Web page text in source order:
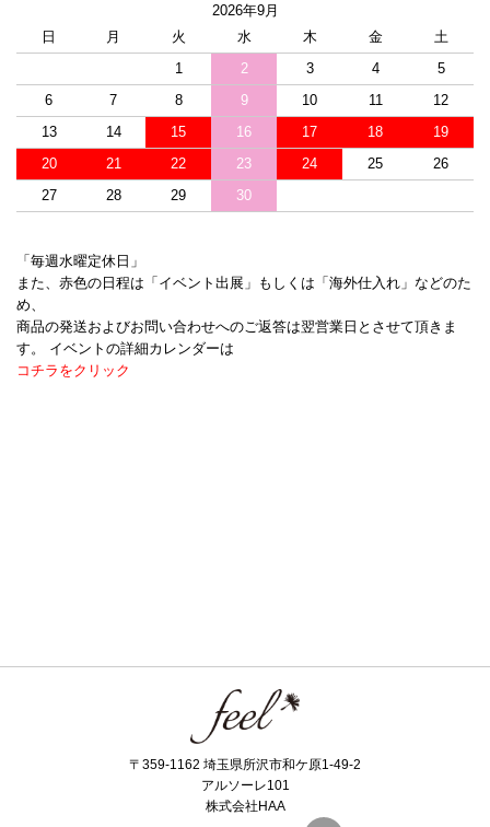
2026年9月
日
月 火 水 木 金
土
1
2 3 4
5
6
7 8 9 10 11
12
13
14 15 16 17 18
19
20
21 22 23 24 25
26
27
28 29 30
「毎週水曜定休日」
また、赤色の日程は「イベント出展」もしくは「海外仕入れ」などのた
め、
商品の発送およびお問い合わせへのご返答は翌営業日とさせて頂きま
す。 イベントの詳細カレンダーは
コチラをクリック
〒359-1162 埼玉県所沢市和ケ原1-49-2
アルソーレ101
株式会社HAA